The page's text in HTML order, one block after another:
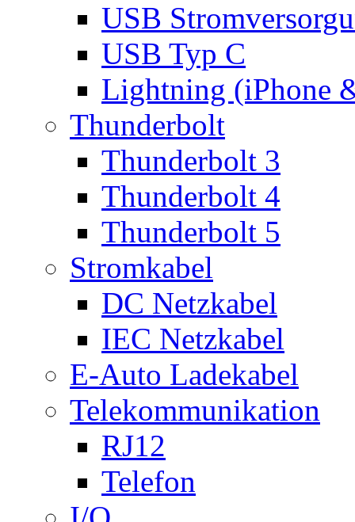
USB
USB Typ C
Lightning (iPhone
Thunderbolt
Thunderbolt 3
Thunderbolt 4
Thunderbolt 5
Stromkabel
DC Netzkabel
IEC Netzkabel
E-Auto Ladekabel
Telekommunikation
RJ12
Telefon